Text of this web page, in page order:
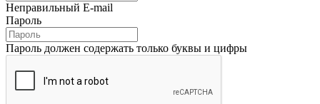
Неправильный E-mail
Пароль
Пароль должен содержать только буквы и цифры